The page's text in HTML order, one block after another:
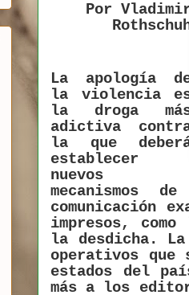
Por
La apología
la violencia
la droga
adictiva
la que
establecer
nuevos
mecanismos
comunicación
impresos,
la desdicha.
operativos que
estados del
más a los